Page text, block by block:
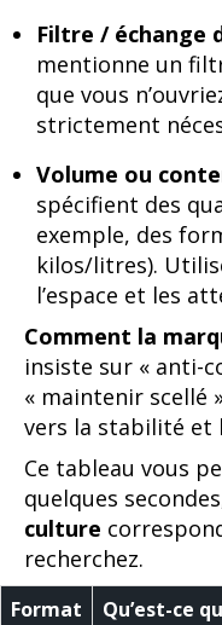
Filtre / échange
mentionne un
que vous
strictement
Volume ou
spécifient des
exemple, des
kilos/litres).
l’espace et les
Comment la
insiste sur « anti-
« maintenir scellé
vers la stabilité et
Ce tableau vous
quelques
culture
recherchez.
Format Qu’est-ce